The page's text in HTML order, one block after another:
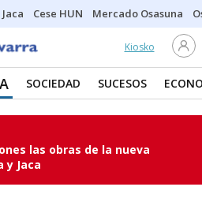
Cese HUN Mercado Osasuna
Kiosko
SOCIEDAD SUCESOS
las obras de la nueva
y Jaca